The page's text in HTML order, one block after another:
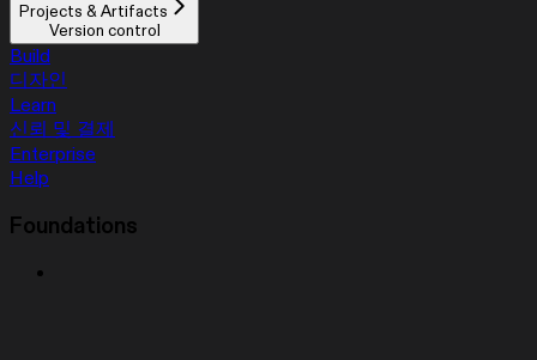
Projects & Artifacts
Version control
Build
디자인
Learn
신뢰 및 결제
Enterprise
Help
Foundations